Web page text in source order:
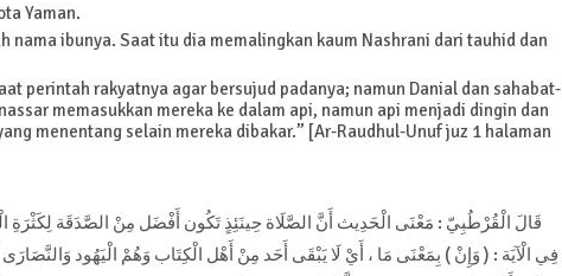
Yaman.
nama ibunya. Saat itu dia memalingkan kaum Nashrani dari tauhid dan
perintah rakyatnya agar bersujud padanya; namun Danial dan sahabat-
memasukkan mereka ke dalam api, namun api menjadi dingin dan
menentang selain mereka dibakar.” [Ar-Raudhul-Unuf juz 1 halaman
قَالَ الْقُرْطُبِيّ : مَعْنَى الْحَدِيث أَنَّ الصَّلَاة حِينَئِذٍ تَكُون أَفْضَل مِنْ الصَّدَقَة لِكَثْرَةِ
فِي الْآيَة : ( وَإِنْ ) بِمَعْنَى مَا ، أَيْ لَا يَبْقَى أَحَد مِنْ أَهْل الْكِتَاب وَهُمْ الْيَهُود